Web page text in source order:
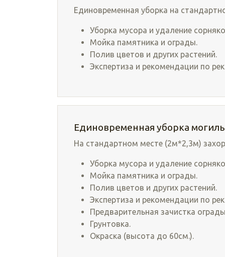
Единовременная уборка на
Уборка мусора и удаление
Мойка памятника и ограды.
Полив цветов и других растений.
Экспертиза и рекомендации по
Единовременная уборка
На стандартном месте (2м*2,3м)
Уборка мусора и удаление
Мойка памятника и ограды.
Полив цветов и других растений.
Экспертиза и рекомендации по
Предварительная зачистка
Грунтовка.
Окраска (высота до 60см.).